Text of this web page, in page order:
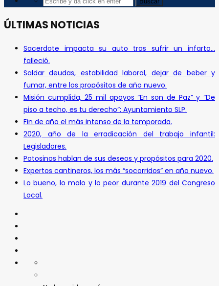
ÚLTIMAS NOTICIAS
Sacerdote impacta su auto tras sufrir un infarto…
falleció.
Saldar deudas, estabilidad laboral, dejar de beber y
fumar, entre los propósitos de año nuevo.
Misión cumplida, 25 mil apoyos “En son de Paz” y “De
piso a techo, es tu derecho”: Ayuntamiento SLP.
Fin de año el más intenso de la temporada.
2020, año de la erradicación del trabajo infantil:
Legisladores.
Potosinos hablan de sus deseos y propósitos para 2020.
Expertos cantineros, los más “socorridos” en año nuevo.
Lo bueno, lo malo y lo peor durante 2019 del Congreso
Local.